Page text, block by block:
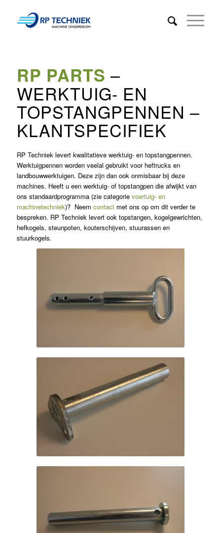
RP PARTS –
WERKTUIG- EN
TOPSTANGPENNEN –
KLANTSPECIFIEK
RP Techniek levert kwalitatieve werktuig- en topstangpennen.
Werktuigpennen worden veelal gebruikt voor heftrucks en
landbouwwerktuigen. Deze zijn dan ook onmisbaar bij deze
machines. Heeft u een werktuig- of topstangpen die afwijkt van
ons standaardprogramma (zie categorie voertuig- en
machinetechniek)? Neem contactmet ons op om dit verder te
bespreken. RP Techniek levert ook topstangen, kogelgewrichten,
hefkogels, steunpoten, kouterschijven, stuurassen en
stuurkogels.